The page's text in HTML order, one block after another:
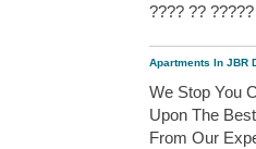
???? ??
Apartments In JBR
We Stop You
Upon The
From Our